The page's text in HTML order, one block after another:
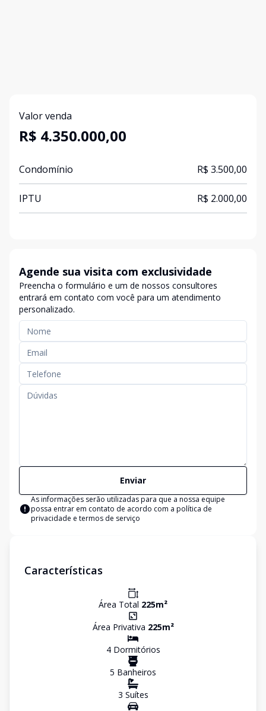
Valor venda
R$ 4.350.000,00
Condomínio R$ 3.500,00
IPTU R$ 2.000,00
Agende sua visita com exclusividade
Preencha o formulário e um de nossos consultores
entrará em contato com você para um atendimento
personalizado.
Enviar
As informações serão utilizadas para que a nossa equipe
possa entrar em contato de acordo com a política de
privacidade e termos de serviço
Características
Área Total 225m²
Área Privativa 225m²
4Dormitórios
5 Banheiros
3 Suítes